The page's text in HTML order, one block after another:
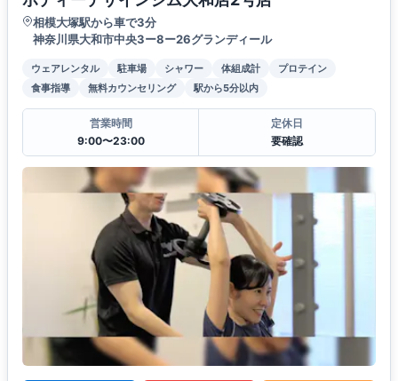
相模大塚駅から車で3分
神奈川県大和市中央3ー8ー26グランディール
ウェアレンタル 駐車場 シャワー 体組成計
プロテイン
食事指導
無料カウンセリング 駅から5分以内
営業時間
9:00〜23:00
定休日
要確認